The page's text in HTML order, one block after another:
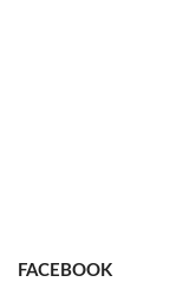
FACEBOOK